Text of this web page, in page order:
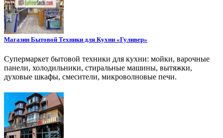
Магазин Бытовой Техники для Кухни «Гуливер»
Супермаркет бытовой техники для кухни: мойки, варочные
панели, холодильники, стиральные машины, вытяжки,
духовые шкафы, смесители, микроволновые печи.